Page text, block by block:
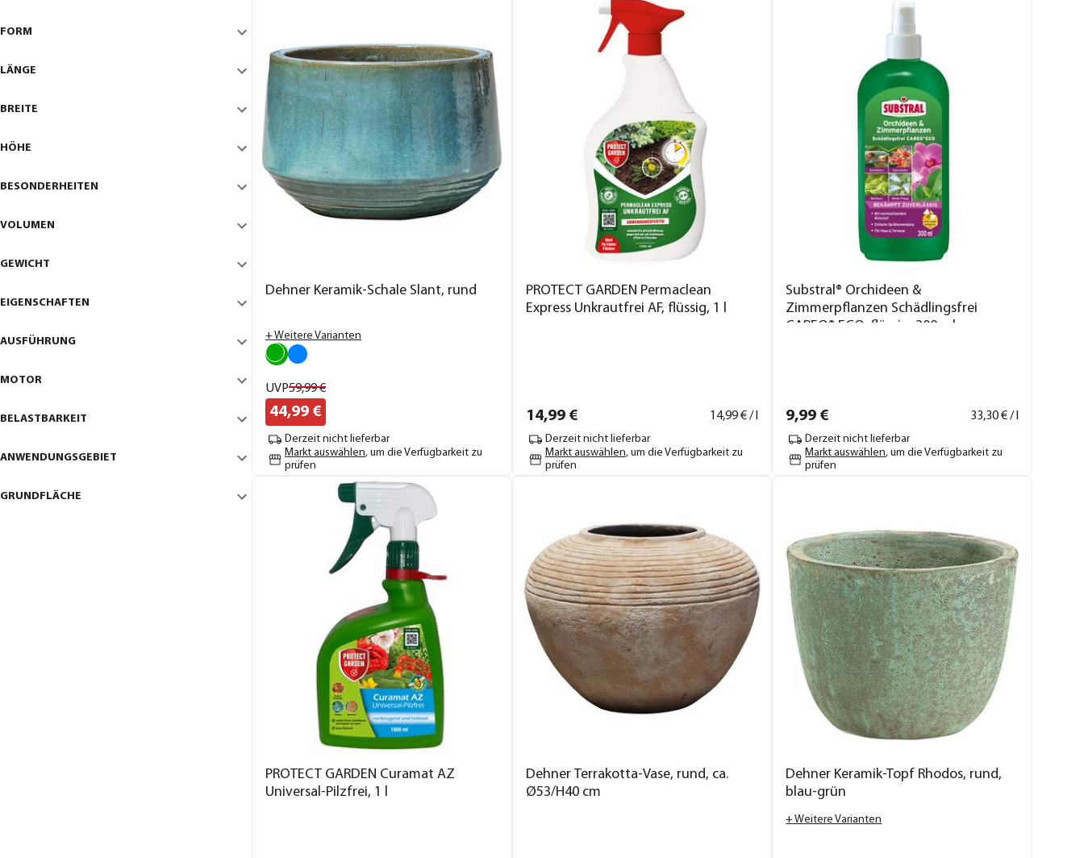
FORM
LÄNGE
BREITE
HÖHE
BESONDERHEITEN
VOLUMEN
GEWICHT
EIGENSCHAFTEN
AUSFÜHRUNG
MOTOR
BELASTBARKEIT
ANWENDUNGSGEBIET
GRUNDFLÄCHE
Dehner Keramik-Schale Slant, rund
+ Weitere Varianten
UVP59,99€
44,99 €
Derzeit nicht lieferbar
Markt auswählen, um die Verfügbarkeit zu
prüfen
PROTECT GARDEN Permaclean
Express Unkrautfrei AF, flüssig, 1 l
14,99€ 14,99€ / l
Derzeit nicht lieferbar
Markt auswählen, um die Verfügbarkeit zu
prüfen
Substral® Orchideen &
Zimmerpflanzen Schädlingsfrei
CAREO® ECO, flüssig, 300 ml
9,99 € 33,30€ / l
Derzeit nicht lieferbar
Markt auswählen, um die Verfügbarkeit zu
prüfen
PROTECT GARDEN Curamat AZ
Universal-Pilzfrei, 1 l
Dehner Terrakotta-Vase, rund, ca.
Ø53/H40 cm
Dehner Keramik-Topf Rhodos, rund,
blau-grün
+ Weitere Varianten